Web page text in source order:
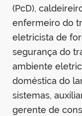
(PcD),
enfermeiro do
eletricista de
segurança do
ambiente
doméstica do
sistemas,
gerente de